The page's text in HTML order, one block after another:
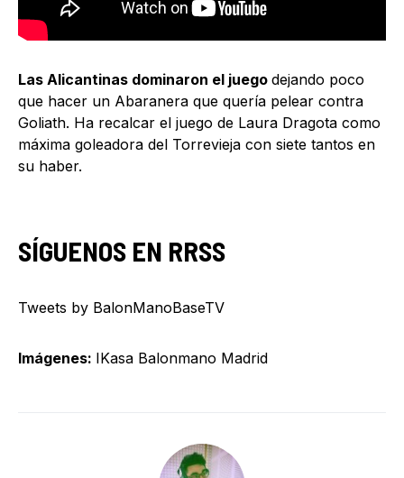
Las Alicantinas dominaron el juego dejando poco
que hacer un Abaranera que quería pelear contra
Goliath. Ha recalcar el juego de Laura Dragota como
máxima goleadora del Torrevieja con siete tantos en
su haber.
SÍGUENOS EN RRSS
Tweets by BalonManoBaseTV
Imágenes: IKasa Balonmano Madrid